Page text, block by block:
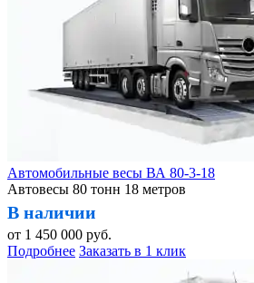
Автомобильные весы ВА 80-3-18
Автовесы 80 тонн 18 метров
В наличии
от 1 450 000 руб.
Подробнее Заказать в 1 клик